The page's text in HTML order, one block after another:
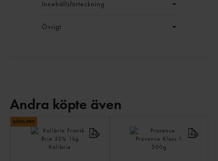
Innehållsförteckning
Övrigt
Andra köpte även